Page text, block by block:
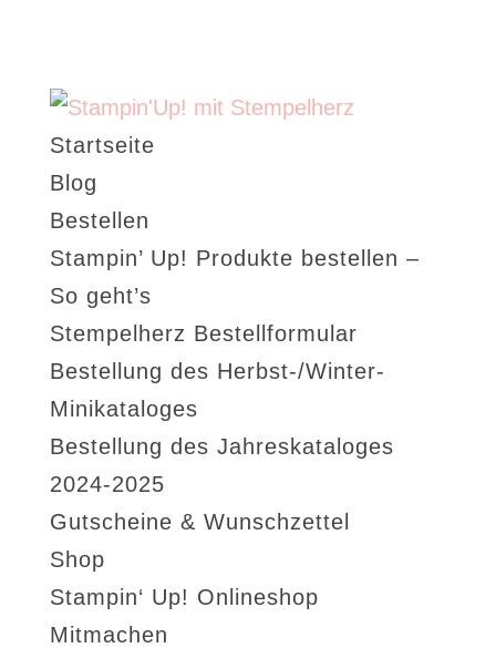
Startseite
Blog
Bestellen
Stampin’ Up! Produkte bestellen –
So geht’s
Stempelherz Bestellformular
Bestellung des Herbst-/Winter-
Minikataloges
Bestellung des Jahreskataloges
2024-2025
Gutscheine & Wunschzettel
Shop
Stampin‘ Up! Onlineshop
Mitmachen